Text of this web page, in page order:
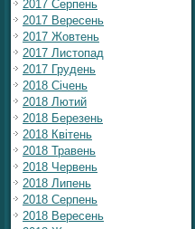
2017 Серпень
2017 Вересень
2017 Жовтень
2017 Листопад
2017 Грудень
2018 Січень
2018 Лютий
2018 Березень
2018 Квітень
2018 Травень
2018 Червень
2018 Липень
2018 Серпень
2018 Вересень